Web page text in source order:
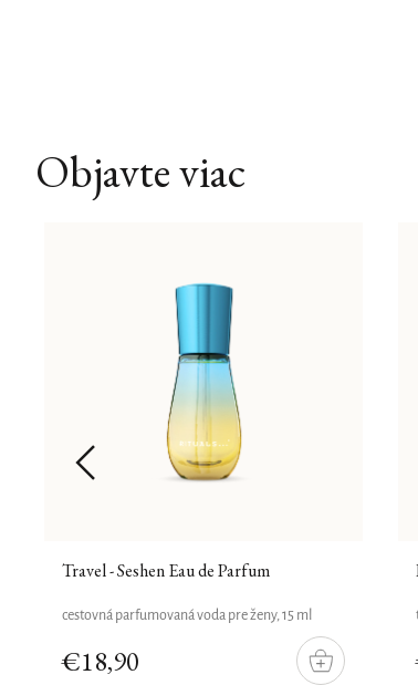
Objavte viac
Travel - Seshen Eau de Parfum
€18,90
DO
KOŠÍKU
cestovná parfumovaná voda pre ženy, 15 ml